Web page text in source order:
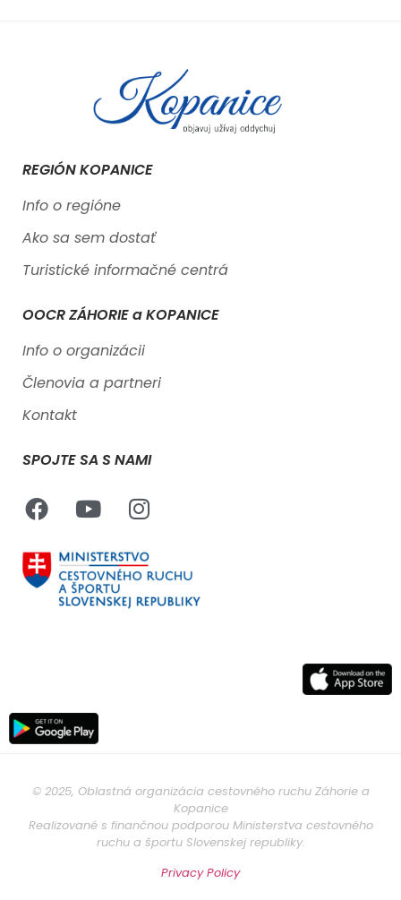
REGIÓN KOPANICE
Info o regióne
Ako sa sem dostať
Turistické informačné centrá
OOCR ZÁHORIE a KOPANICE
Info o organizácii
Členovia a partneri
Kontakt
SPOJTE SA S NAMI
© 2025, Oblastná organizácia cestovného ruchu Záhorie a
Kopanice
Realizované s finančnou podporou Ministerstva cestovného
ruchu a športu Slovenskej republiky.
Privacy Policy